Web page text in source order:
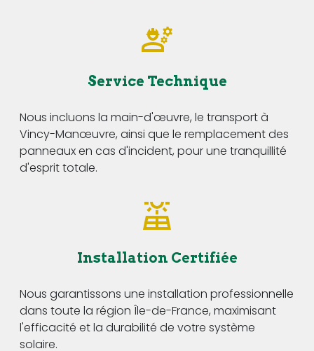
Service Technique
Nous incluons la main-d'œuvre, le transport à
Vincy-Manœuvre, ainsi que le remplacement des
panneaux en cas d'incident, pour une tranquillité
d'esprit totale.
Installation Certifiée
Nous garantissons une installation professionnelle
dans toute la région Île-de-France, maximisant
l'efficacité et la durabilité de votre système
solaire.